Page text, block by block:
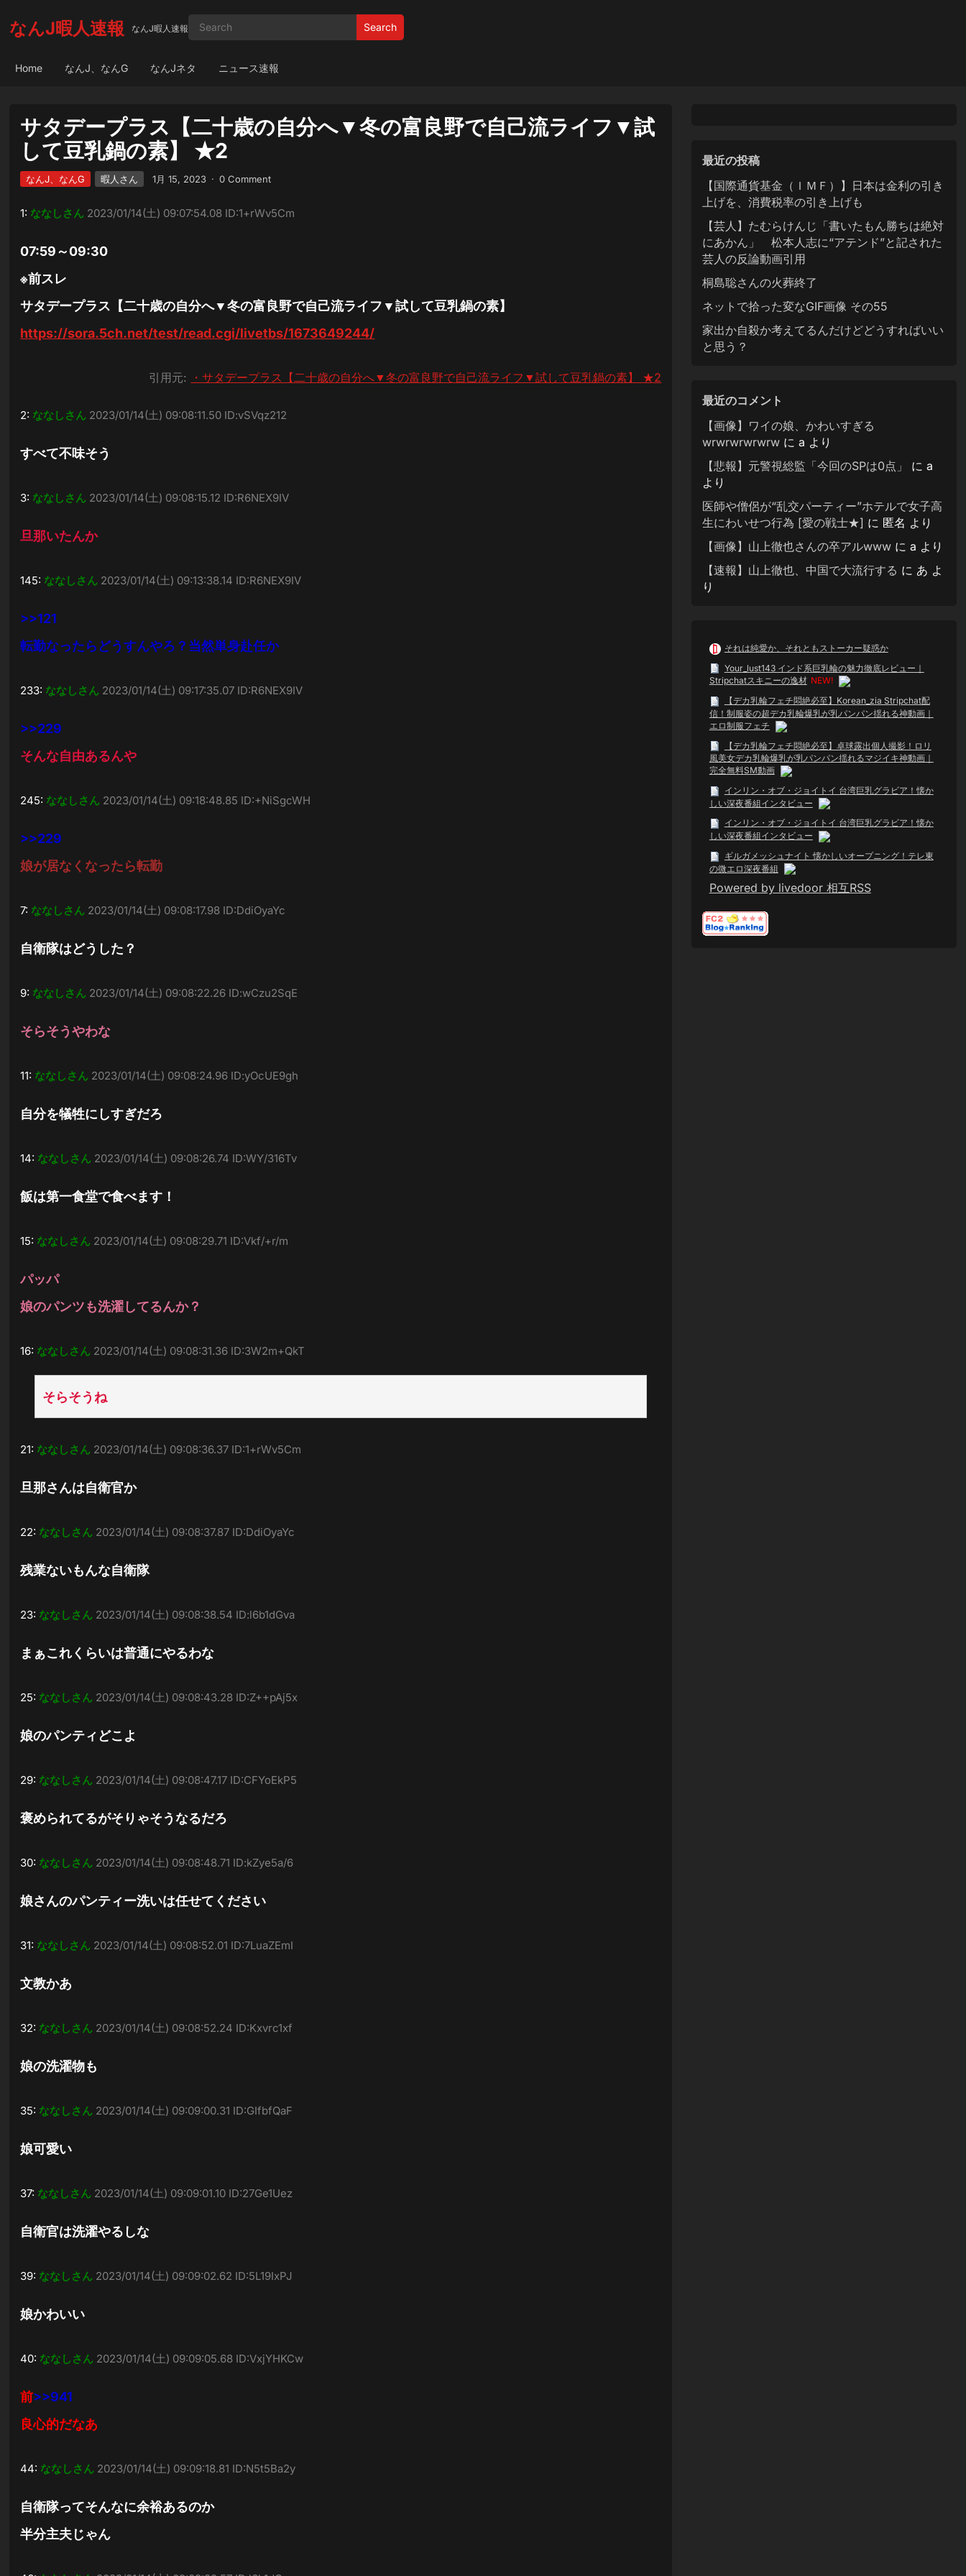
なんJ暇人速報 なんJ暇人速報 Search
Home なんJ、なんG なんJネタ ニュース速報
サタデープラス【二十歳の自分へ▼冬の富良野で自己流ライフ▼試
して豆乳鍋の素】 ★2
なんJ、なんG 暇人さん 1月 15, 2023 · 0 Comment
1: ななしさん 2023/01/14(土) 09:07:54.08 ID:1+rWv5Cm
07:59～09:30
※前スレ
サタデープラス【二十歳の自分へ▼冬の富良野で自己流ライフ▼試して豆乳鍋の素】
https://sora.5ch.net/test/read.cgi/livetbs/1673649244/
引用元: ・サタデープラス【二十歳の自分へ▼冬の富良野で自己流ライフ▼試して豆乳鍋の素】 ★2
2: ななしさん 2023/01/14(土) 09:08:11.50 ID:vSVqz212
すべて不味そう
3: ななしさん 2023/01/14(土) 09:08:15.12 ID:R6NEX9IV
旦那いたんか
145: ななしさん 2023/01/14(土) 09:13:38.14 ID:R6NEX9IV
>>121
転勤なったらどうすんやろ？当然単身赴任か
233: ななしさん 2023/01/14(土) 09:17:35.07 ID:R6NEX9IV
>>229
そんな自由あるんや
245: ななしさん 2023/01/14(土) 09:18:48.85 ID:+NiSgcWH
>>229
娘が居なくなったら転勤
7: ななしさん 2023/01/14(土) 09:08:17.98 ID:DdiOyaYc
自衛隊はどうした？
9: ななしさん 2023/01/14(土) 09:08:22.26 ID:wCzu2SqE
そらそうやわな
11: ななしさん 2023/01/14(土) 09:08:24.96 ID:yOcUE9gh
自分を犠牲にしすぎだろ
14: ななしさん 2023/01/14(土) 09:08:26.74 ID:WY/316Tv
飯は第一食堂で食べます！
15: ななしさん 2023/01/14(土) 09:08:29.71 ID:Vkf/+r/m
パッパ
娘のパンツも洗濯してるんか？
16: ななしさん 2023/01/14(土) 09:08:31.36 ID:3W2m+QkT
そらそうね
21: ななしさん 2023/01/14(土) 09:08:36.37 ID:1+rWv5Cm
旦那さんは自衛官か
22: ななしさん 2023/01/14(土) 09:08:37.87 ID:DdiOyaYc
残業ないもんな自衛隊
23: ななしさん 2023/01/14(土) 09:08:38.54 ID:l6b1dGva
まぁこれくらいは普通にやるわな
25: ななしさん 2023/01/14(土) 09:08:43.28 ID:Z++pAj5x
娘のパンティどこよ
29: ななしさん 2023/01/14(土) 09:08:47.17 ID:CFYoEkP5
褒められてるがそりゃそうなるだろ
30: ななしさん 2023/01/14(土) 09:08:48.71 ID:kZye5a/6
娘さんのパンティー洗いは任せてください
31: ななしさん 2023/01/14(土) 09:08:52.01 ID:7LuaZEmI
文教かあ
32: ななしさん 2023/01/14(土) 09:08:52.24 ID:Kxvrc1xf
娘の洗濯物も
35: ななしさん 2023/01/14(土) 09:09:00.31 ID:GIfbfQaF
娘可愛い
37: ななしさん 2023/01/14(土) 09:09:01.10 ID:27Ge1Uez
自衛官は洗濯やるしな
39: ななしさん 2023/01/14(土) 09:09:02.62 ID:5L19IxPJ
娘かわいい
40: ななしさん 2023/01/14(土) 09:09:05.68 ID:VxjYHKCw
前>>941
良心的だなあ
44: ななしさん 2023/01/14(土) 09:09:18.81 ID:N5t5Ba2y
自衛隊ってそんなに余裕あるのか
半分主夫じゃん
最近の投稿
【国際通貨基金（ＩＭＦ）】日本は金利の引き
上げを、消費税率の引き上げも
【芸人】たむらけんじ「書いたもん勝ちは絶対
にあかん」 松本人志に“アテンド”と記された
芸人の反論動画引用
桐島聡さんの火葬終了
ネットで拾った変なGIF画像 その55
家出か自殺か考えてるんだけどどうすればいい
と思う？
最近のコメント
【画像】ワイの娘、かわいすぎる
wrwrwrwrwrwに a より
【悲報】元警視総監「今回のSPは0点」
に a
より
医師や僧侶が“乱交パーティー”ホテルで女子高
生にわいせつ行為 [愛の戦士★] に 匿名 より
【画像】山上徹也さんの卒アルwwwに a より
【速報】山上徹也、中国で大流行する に あ よ
り
それは純愛か、それともストーカー疑惑か
Your_lust143 インド系巨乳輪の魅力徹底レビュー｜
Stripchatスキニーの逸材 NEW!
【デカ乳輪フェチ悶絶必至】Korean_zia Stripchat配
信！制服姿の超デカ乳輪爆乳が乳パンパン揺れる神動画｜
エロ制服フェチ
【デカ乳輪フェチ悶絶必至】卓球露出個人撮影！ロリ
風美女デカ乳輪爆乳が乳パンパン揺れるマジイキ神動画｜
完全無料SM動画
インリン・オブ・ジョイトイ 台湾巨乳グラビア！懐か
しい深夜番組インタビュー
インリン・オブ・ジョイトイ 台湾巨乳グラビア！懐か
しい深夜番組インタビュー
ギルガメッシュナイト 懐かしいオープニング！テレ東
の微エロ深夜番組
Powered by livedoor 相互RSS